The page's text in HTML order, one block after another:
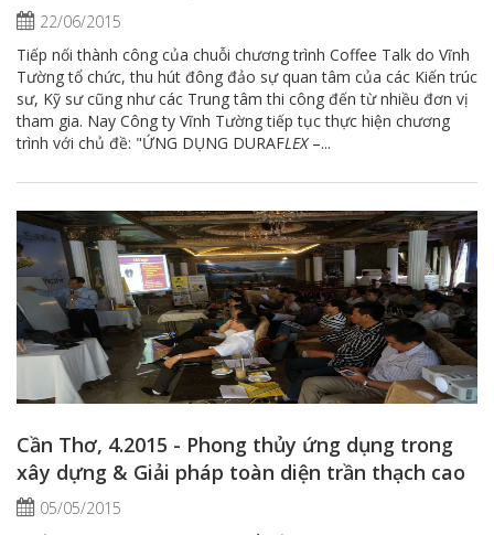
22/06/2015
Tiếp nối thành công của chuỗi chương trình Coffee Talk do Vĩnh
Tường tổ chức, thu hút đông đảo sự quan tâm của các Kiến trúc
sư, Kỹ sư cũng như các Trung tâm thi công đến từ nhiều đơn vị
tham gia. Nay Công ty Vĩnh Tường tiếp tục thực hiện chương
trình với chủ đề: "ỨNG DỤNG DURAFLEX–...
Cần Thơ, 4.2015 - Phong thủy ứng dụng trong
xây dựng & Giải pháp toàn diện trần thạch cao
05/05/2015